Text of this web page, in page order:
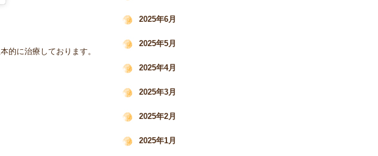
的に治療しております。
2025年6月
2025年5月
2025年4月
2025年3月
2025年2月
2025年1月